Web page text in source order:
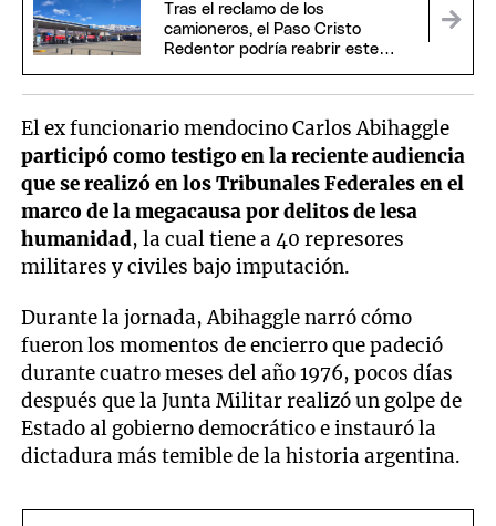
Tras el reclamo de los
camioneros, el Paso Cristo
Redentor podría reabrir este
El ex funcionario mendocino Carlos Abihaggle
participó como testigo en la reciente audiencia
que se realizó en los Tribunales Federales en el
marco de la megacausa por delitos de lesa
humanidad, la cual tiene a 40 represores
militares y civiles bajo imputación.
Durante la jornada, Abihaggle narró cómo
fueron los momentos de encierro que padeció
durante cuatro meses del año 1976, pocos días
después que la Junta Militar realizó un golpe de
Estado al gobierno democrático e instauró la
dictadura más temible de la historia argentina.